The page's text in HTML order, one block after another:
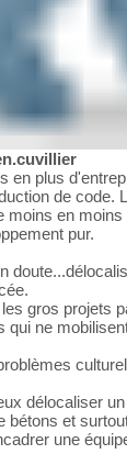
en plus
de code.
moins en
pur.
gros projets
qui ne
délocaliser
bétons et
une